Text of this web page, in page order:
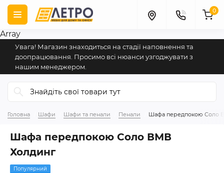
Array
Увага! Магазин знаходиться на стадії наповнення та
доопрацювання. Просимо всі нюанси узгоджувати з
нашим менеджером.
0
Головна Шафи Шафи та пенали Пенали Шафа передпокою Соло
Шафа передпокою Соло ВМВ
Холдинг
Популярний